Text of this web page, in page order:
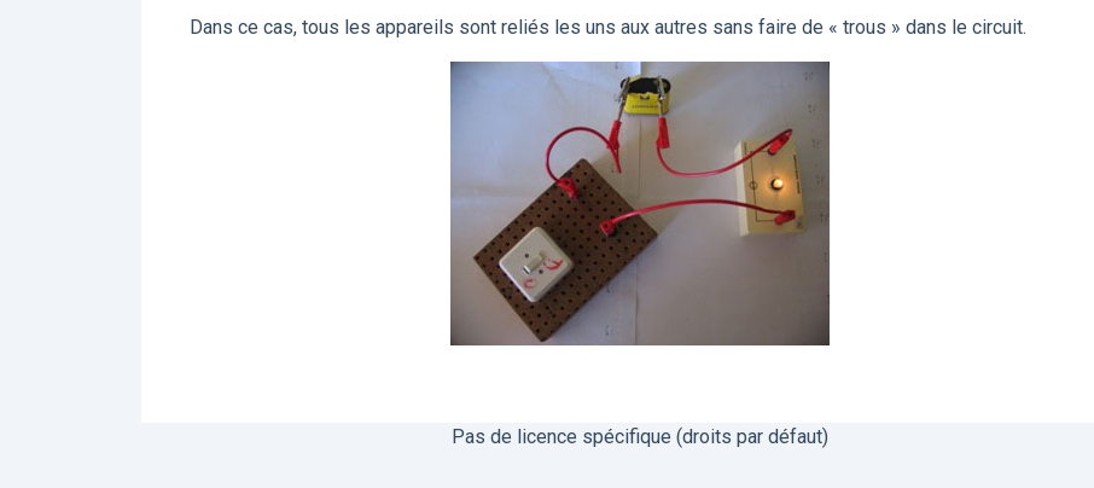
Dans ce cas, tous les appareils sont reliés les uns aux autres sans faire de « trous » dans le circuit.
Pas de licence spécifique (droits par défaut)